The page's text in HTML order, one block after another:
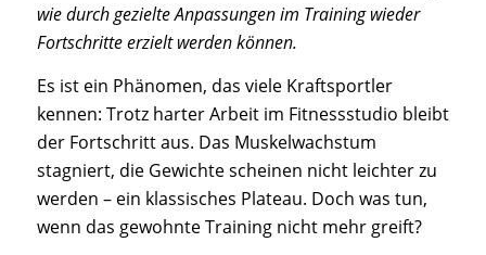
wie durch gezielte Anpassungen im Training wieder
Fortschritte erzielt werden können.
Es ist ein Phänomen, das viele Kraftsportler
kennen: Trotz harter Arbeit im Fitnessstudio bleibt
der Fortschritt aus. Das Muskelwachstum
stagniert, die Gewichte scheinen nicht leichter zu
werden – ein klassisches Plateau. Doch was tun,
wenn das gewohnte Training nicht mehr greift?